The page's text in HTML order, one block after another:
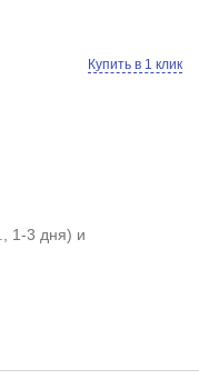
Купить в 1 клик
, 1-3 дня) и